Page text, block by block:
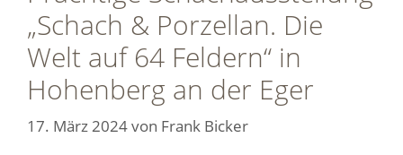
„Schach & Porzellan. Die
Welt auf 64 Feldern“ in
Hohenberg an der Eger
17. März 2024von Frank Bicker